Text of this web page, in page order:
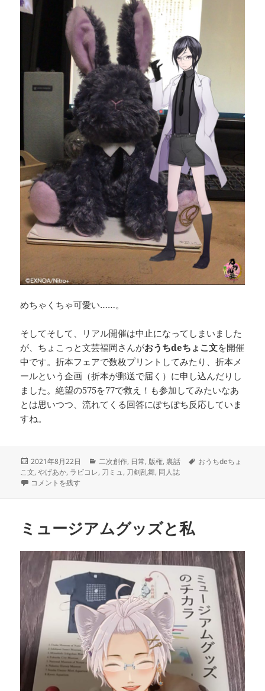
めちゃくちゃ可愛い……。
そしてそして、リアル開催は中止になってしまいました
が、ちょこっと文芸福岡さんがおうちdeちょこ文を開催
中です。折本フェアで数枚プリントしてみたり、折本メ
ールという企画（折本が郵送で届く）に申し込んだりし
ました。絶望の575を77で救え！も参加してみたいなあ
とは思いつつ、流れてくる回答にぽちぽち反応していま
すね。
投
稿
日:
2021年8月22日
カ
テ
二次創作, 日常, 版権,裏話
タ
おうちdeちょ
こ文,やげあか, ラビコレ, 刀ミュ, 刀剣乱舞, 同人誌
3冊同時入稿した話 に
コメントを残す
ミュージアムグッズと私